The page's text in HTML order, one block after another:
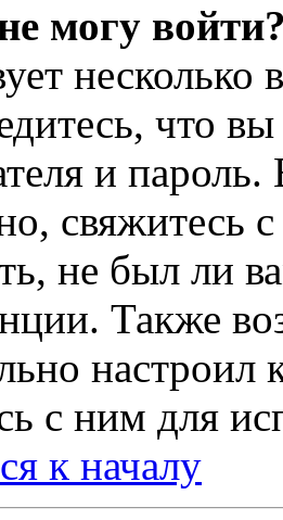
могу
что
и
свяжитесь
не был ли
Также
с ним для
к началу